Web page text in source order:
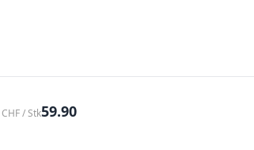
CHF / Stk59.90